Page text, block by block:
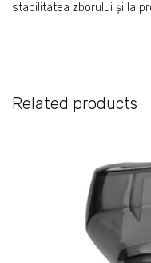
stabilitatea zborului și la
Related products